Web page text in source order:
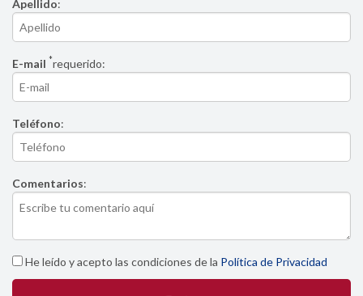
Apellido:
E-mail *requerido:
Teléfono:
Comentarios:
He leído y acepto las condiciones de la Política de Privacidad